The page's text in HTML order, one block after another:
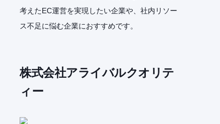
考えたEC運営を実現したい企業や、社内リソー
ス不足に悩む企業におすすめです。
株式会社アライバルクオリテ
ィー